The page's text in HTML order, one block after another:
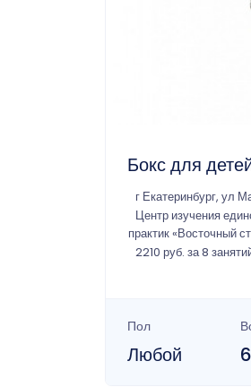
Бокс для
г Екатеринбург, ул
Центр изучения
практик «Восточный
2210 руб. за 8
Пол
Любой